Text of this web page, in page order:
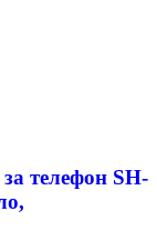
телефон SH-